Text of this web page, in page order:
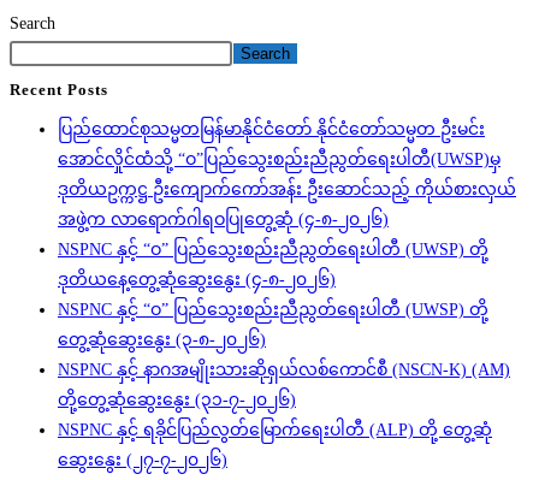
Search
Search
Recent Posts
ပြည်ထောင်စုသမ္မတမြန်မာနိုင်ငံတော် နိုင်ငံတော်သမ္မတ ဦးမင်း
အောင်လှိုင်ထံသို့ “ဝ”ပြည်သွေးစည်းညီညွတ်ရေးပါတီ(UWSP)မှ
ဒုတိယဥက္ကဋ္ဌ ဦးကျောက်ကော်အန်း ဦးဆောင်သည့် ကိုယ်စားလှယ်
အဖွဲ့က လာရောက်ဂါရဝပြုတွေ့ဆုံ (၄-၈-၂၀၂၆)
NSPNC နှင့် “ဝ” ပြည်သွေးစည်းညီညွတ်ရေးပါတီ (UWSP) တို့
ဒုတိယနေ့တွေ့ဆုံဆွေးနွေး (၄-၈-၂၀၂၆)
NSPNC နှင့် “ဝ” ပြည်သွေးစည်းညီညွတ်ရေးပါတီ (UWSP) တို့
တွေ့ဆုံဆွေးနွေး (၃-၈-၂၀၂၆)
NSPNC နှင့် နာဂအမျိုးသားဆိုရှယ်လစ်ကောင်စီ (NSCN-K) (AM)
တို့တွေ့ဆုံဆွေးနွေး (၃၁-၇-၂၀၂၆)
NSPNC နှင့် ရခိုင်ပြည်လွတ်မြောက်ရေးပါတီ (ALP) တို့ တွေ့ဆုံ
ဆွေးနွေး (၂၇-၇-၂၀၂၆)